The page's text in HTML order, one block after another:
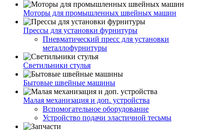
Моторы для промышленных швейных машин
Прессы для установки фурнитуры
Пневматический пресс для установки
металлофурнитуры
Светильники стулья
Бытовые швейные машины
Малая механизация и доп. устройства
Вспомогательное оборудование
Устройство подачи эластичной тесьмы